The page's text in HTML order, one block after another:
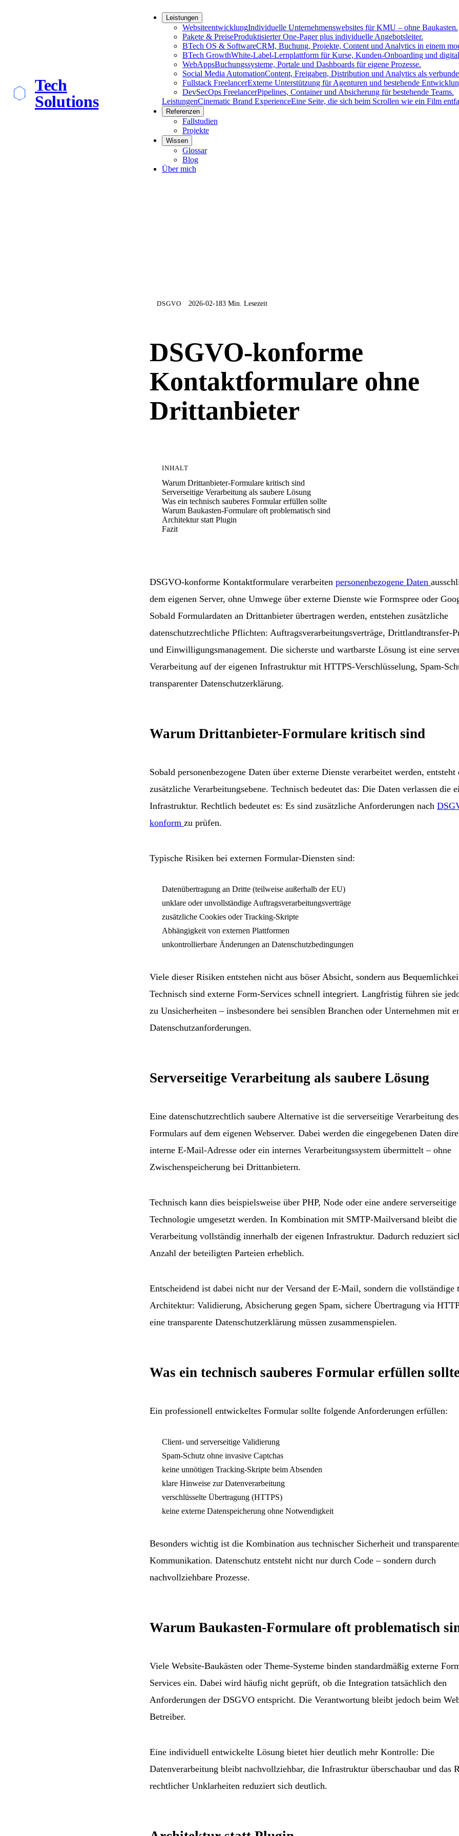
Tech
Solutions
Leistungen
WebsiteentwicklungIndividuelle Unternehmenswebsites für KMU – ohne Baukasten.
Pakete & PreiseProduktisierter One-Pager plus individuelle Angebotsleiter.
BTech OS & SoftwareCRM, Buchung, Projekte, Content und Analytics in einem
BTech GrowthWhite-Label-Lernplattform für Kurse, Kunden-Onboarding und
WebAppsBuchungssysteme, Portale und Dashboards für eigene Prozesse.
Social Media AutomationContent, Freigaben, Distribution und Analytics als
Fullstack FreelancerExterne Unterstützung für Agenturen und bestehende
DevSecOps FreelancerPipelines, Container und Absicherung für bestehende Teams.
LeistungenCinematic Brand ExperienceEine Seite, die sich beim Scrollen wie ein Film
Referenzen
Fallstudien
Projekte
Wissen
Glossar
Blog
Über mich
DSGVO 2026-02-183 Min. Lesezeit
DSGVO-konforme
Kontaktformulare ohne
Drittanbieter
INHALT
Warum Drittanbieter-Formulare kritisch sind
Serverseitige Verarbeitung als saubere Lösung
Was ein technisch sauberes Formular erfüllen sollte
Warum Baukasten-Formulare oft problematisch sind
Architektur statt Plugin
Fazit
DSGVO-konforme Kontaktformulare verarbeiten personenbezogene Daten
dem eigenen Server, ohne Umwege über externe Dienste wie Formspree oder
Sobald Formulardaten an Drittanbieter übertragen werden, entstehen zusätzliche
datenschutzrechtliche Pflichten: Auftragsverarbeitungsverträge, Drittlandtransfer-
und Einwilligungsmanagement. Die sicherste und wartbarste Lösung ist eine
Verarbeitung auf der eigenen Infrastruktur mit HTTPS-Verschlüsselung, Spam-
transparenter Datenschutzerklärung.
Warum Drittanbieter-Formulare kritisch sind
Sobald personenbezogene Daten über externe Dienste verarbeitet werden, entsteht
zusätzliche Verarbeitungsebene. Technisch bedeutet das: Die Daten verlassen die
Infrastruktur. Rechtlich bedeutet es: Es sind zusätzliche Anforderungen nach
konform zu prüfen.
Typische Risiken bei externen Formular-Diensten sind:
Datenübertragung an Dritte (teilweise außerhalb der EU)
unklare oder unvollständige Auftragsverarbeitungsverträge
zusätzliche Cookies oder Tracking-Skripte
Abhängigkeit von externen Plattformen
unkontrollierbare Änderungen an Datenschutzbedingungen
Viele dieser Risiken entstehen nicht aus böser Absicht, sondern aus
Technisch sind externe Form-Services schnell integriert. Langfristig führen sie
zu Unsicherheiten – insbesondere bei sensiblen Branchen oder Unternehmen mit
Datenschutzanforderungen.
Serverseitige Verarbeitung als saubere Lösung
Eine datenschutzrechtlich saubere Alternative ist die serverseitige Verarbeitung des
Formulars auf dem eigenen Webserver. Dabei werden die eingegebenen Daten
interne E-Mail-Adresse oder ein internes Verarbeitungssystem übermittelt – ohne
Zwischenspeicherung bei Drittanbietern.
Technisch kann dies beispielsweise über PHP, Node oder eine andere serverseitige
Technologie umgesetzt werden. In Kombination mit SMTP-Mailversand bleibt die
Verarbeitung vollständig innerhalb der eigenen Infrastruktur. Dadurch reduziert
Anzahl der beteiligten Parteien erheblich.
Entscheidend ist dabei nicht nur der Versand der E-Mail, sondern die vollständige
Architektur: Validierung, Absicherung gegen Spam, sichere Übertragung via
eine transparente Datenschutzerklärung müssen zusammenspielen.
Was ein technisch sauberes Formular erfüllen
Ein professionell entwickeltes Formular sollte folgende Anforderungen erfüllen:
Client- und serverseitige Validierung
Spam-Schutz ohne invasive Captchas
keine unnötigen Tracking-Skripte beim Absenden
klare Hinweise zur Datenverarbeitung
verschlüsselte Übertragung (HTTPS)
keine externe Datenspeicherung ohne Notwendigkeit
Besonders wichtig ist die Kombination aus technischer Sicherheit und
Kommunikation. Datenschutz entsteht nicht nur durch Code – sondern durch
nachvollziehbare Prozesse.
Warum Baukasten-Formulare oft problematisch
Viele Website-Baukästen oder Theme-Systeme binden standardmäßig externe
Services ein. Dabei wird häufig nicht geprüft, ob die Integration tatsächlich den
Anforderungen der DSGVO entspricht. Die Verantwortung bleibt jedoch beim
Betreiber.
Eine individuell entwickelte Lösung bietet hier deutlich mehr Kontrolle: Die
Datenverarbeitung bleibt nachvollziehbar, die Infrastruktur überschaubar und das
rechtlicher Unklarheiten reduziert sich deutlich.